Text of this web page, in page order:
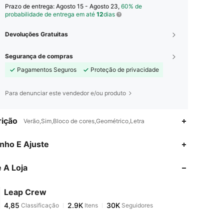
Prazo de entrega: Agosto 15 - Agosto 23, 60% de
probabilidade de entrega em até 12dias
Devoluções Gratuitas
Segurança de compras
Pagamentos Seguros
Proteção de privacidade
Para denunciar este vendedor e/ou produto
Verão,Sim,Bloco de cores,Geométrico,Letra
E Ajuste
A Loja
Leap Crew
4,85
4,85Classificação
j***spago1 dia atrás